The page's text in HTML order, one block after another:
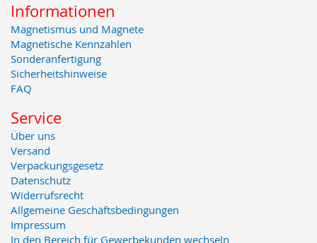
Informationen
Magnetismus und Magnete
Magnetische Kennzahlen
Sonderanfertigung
Sicherheitshinweise
FAQ
Service
Über uns
Versand
Verpackungsgesetz
Datenschutz
Widerrufsrecht
Allgemeine Geschäftsbedingungen
Impressum
In den Bereich für Gewerbekunden wechseln